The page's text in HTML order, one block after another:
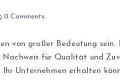
0 Comments
von großer Bedeutung
für Qualität und
Ihr Unternehmen erhalten